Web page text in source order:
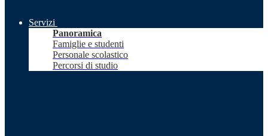
Servizi
Panoramica
Famiglie e studenti
Personale scolastico
Percorsi di studio